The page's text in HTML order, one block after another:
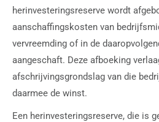
herinvesteringsreserve wordt
aanschaffingskosten van
vervreemding of in de
aangeschaft. Deze afboeking
afschrijvingsgrondslag van die
daarmee de winst.
Een herinvesteringsreserve, die is